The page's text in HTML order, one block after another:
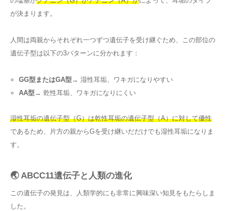
が決まります。
人間は両親からそれぞれ一つずつ遺伝子を受け継ぐため、この部位の
遺伝子型は以下の3パターンに分かれます：
GG型またはGA型 → 湿性耳垢、ワキガになりやすい
AA型 → 乾性耳垢、ワキガになりにくい
湿性耳垢の遺伝子型（G）は乾性耳垢の遺伝子型（A）に対して優性
であるため、片方の親からGを受け継いだだけでも湿性耳垢になりま
す。
🌏 ABCC11遺伝子と人類の進化
この遺伝子の発見は、人類学的にも非常に興味深い知見をもたらしま
した。